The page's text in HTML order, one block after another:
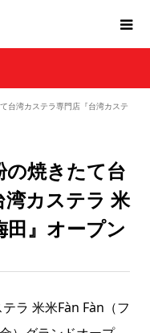
台湾カステラ専門店『台湾カステ
焼きたて台
カステラ 米
』オープン
ラ 米米Fàn Fàn（フ